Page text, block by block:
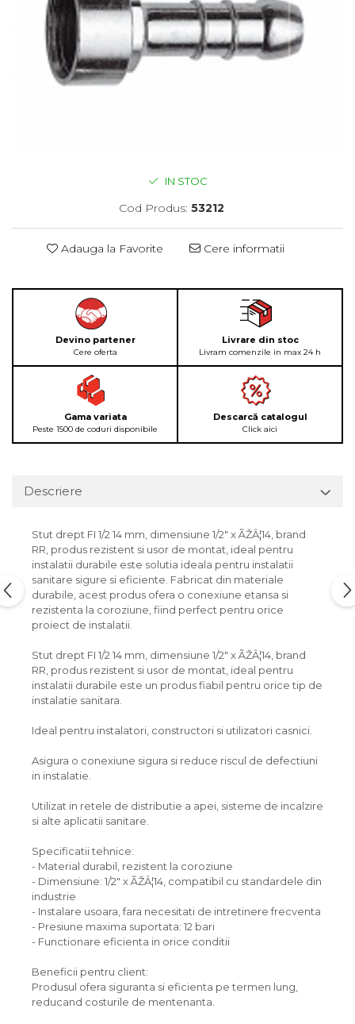
IN STOC
Cod Produs: 53212
Adauga la Favorite Cere informatii
Devino partener
Cere oferta
Livrare din stoc
Livram comenzile in max 24 h
Gama variata
Peste 1500 de coduri disponibile
Descarcă catalogul
Click aici
Descriere
Stut drept FI 1/2 14 mm, dimensiune 1/2" x ÃŽÂ¦14, brand
RR, produs rezistent si usor de montat, ideal pentru
instalatii durabile este solutia ideala pentru instalatii
sanitare sigure si eficiente. Fabricat din materiale
durabile, acest produs ofera o conexiune etansa si
rezistenta la coroziune, fiind perfect pentru orice
proiect de instalatii.
Stut drept FI 1/2 14 mm, dimensiune 1/2" x ÃŽÂ¦14, brand
RR, produs rezistent si usor de montat, ideal pentru
instalatii durabile este un produs fiabil pentru orice tip de
instalatie sanitara.
Ideal pentru instalatori, constructori si utilizatori casnici.
Asigura o conexiune sigura si reduce riscul de defectiuni
in instalatie.
Utilizat in retele de distributie a apei, sisteme de incalzire
si alte aplicatii sanitare.
Specificatii tehnice:
- Material durabil, rezistent la coroziune
- Dimensiune: 1/2" x ÃŽÂ¦14, compatibil cu standardele din
industrie
- Instalare usoara, fara necesitati de intretinere frecventa
- Presiune maxima suportata: 12 bari
- Functionare eficienta in orice conditii
Beneficii pentru client:
Produsul ofera siguranta si eficienta pe termen lung,
reducand costurile de mentenanta.